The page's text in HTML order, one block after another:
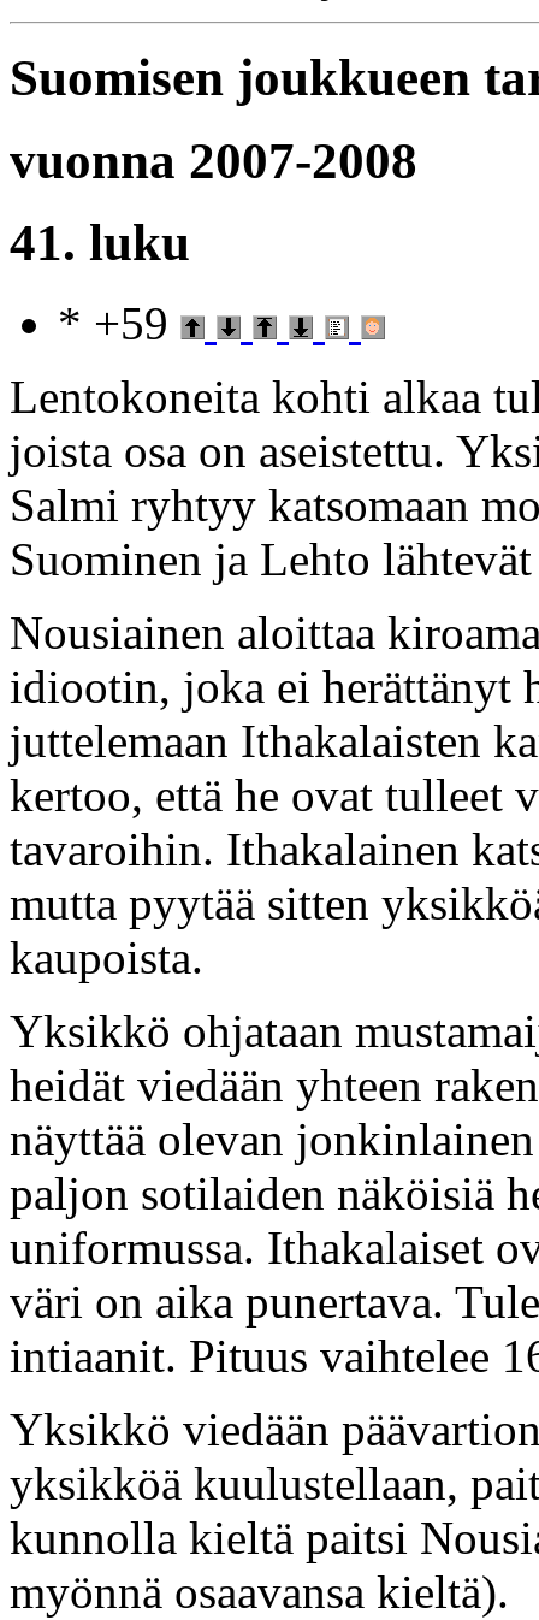
Suomisen joukkueen
vuonna 2007-2008
41. luku
* +59
Lentokoneita kohti alkaa
joista osa on aseistettu.
Salmi ryhtyy katsomaan
Suominen ja Lehto
Nousiainen aloittaa
idiootin, joka ei herättänyt
juttelemaan Ithakalaisten
kertoo, että he ovat tulleet
tavaroihin. Ithakalainen
mutta pyytää sitten
kaupoista.
Yksikkö ohjataan
heidät viedään yhteen
näyttää olevan
paljon sotilaiden näköisiä
uniformussa. Ithakalaiset
väri on aika punertava.
intiaanit. Pituus vaihtelee
Yksikkö viedään
yksikköä kuulustellaan,
kunnolla kieltä paitsi
myönnä osaavansa kieltä).